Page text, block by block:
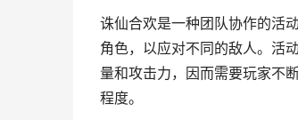
诛仙合欢是一种团队协作的活
角色，以应对不同的敌人。活
量和攻击力，因而需要玩家不
程度。